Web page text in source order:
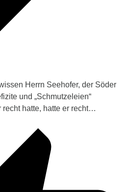
Herrn Seehofer, der Söder
und „Schmutzeleien“
recht hatte, hatte er recht…